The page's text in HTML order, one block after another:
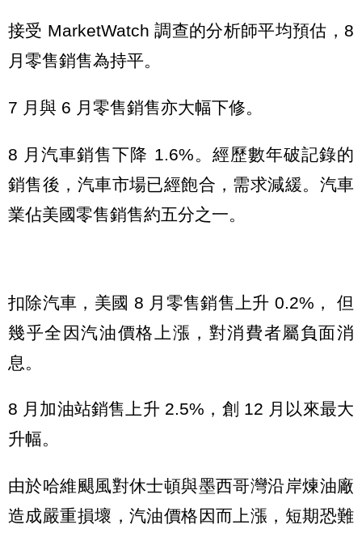
接受 MarketWatch 調查的分析師平均預估，8
月零售銷售為持平。
7 月與 6 月零售銷售亦大幅下修。
8 月汽車銷售下降 1.6%。經歷數年破記錄的
銷售後，汽車市場已經飽合，需求減緩。汽車
業佔美國零售銷售約五分之一。
扣除汽車，美國 8 月零售銷售上升 0.2%， 但
幾乎全因汽油價格上漲，對消費者屬負面消
息。
8 月加油站銷售上升 2.5%，創 12 月以來最大
升幅。
由於哈維颶風對休士頓與墨西哥灣沿岸煉油廠
造成嚴重損壞，汽油價格因而上漲，短期恐難